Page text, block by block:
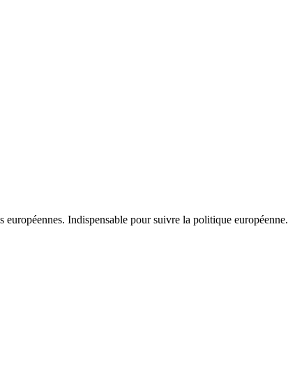
Indispensable pour suivre la politique européenne.